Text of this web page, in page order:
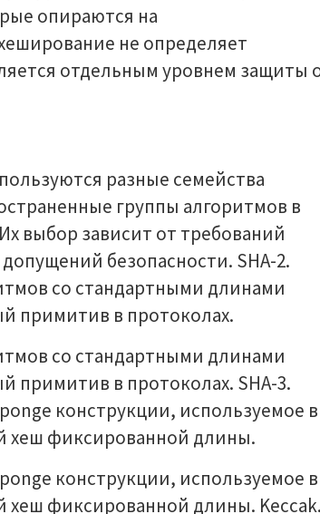
опираются на
не определяет
отдельным уровнем защиты
разные семейства
группы алгоритмов в
выбор зависит от требований
безопасности. SHA-2.
со стандартными длинами
примитив в протоколах.
со стандартными длинами
примитив в протоколах. SHA-3.
конструкции, используемое в
хеш фиксированной длины.
конструкции, используемое в
хеш фиксированной длины.